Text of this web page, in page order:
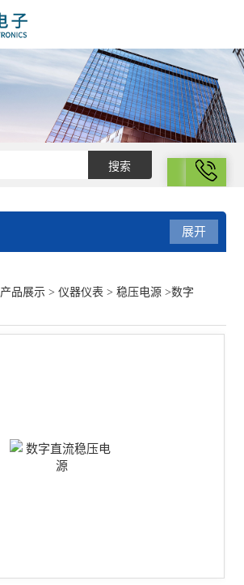
拨号
展开
产品展示 >仪器仪表 >稳压电源 >数字